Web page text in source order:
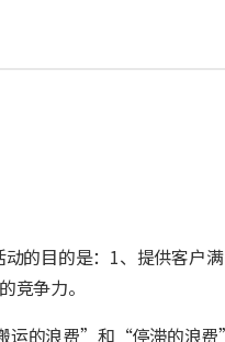
的目的是：1、提供客户
竞争力。
运的浪费”和“停滞的浪